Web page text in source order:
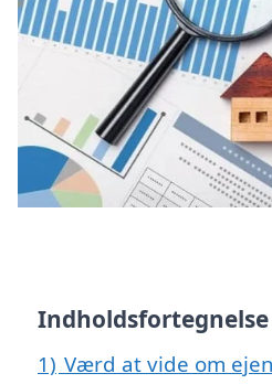
Indholdsfortegnelse
1) Værd at vide om